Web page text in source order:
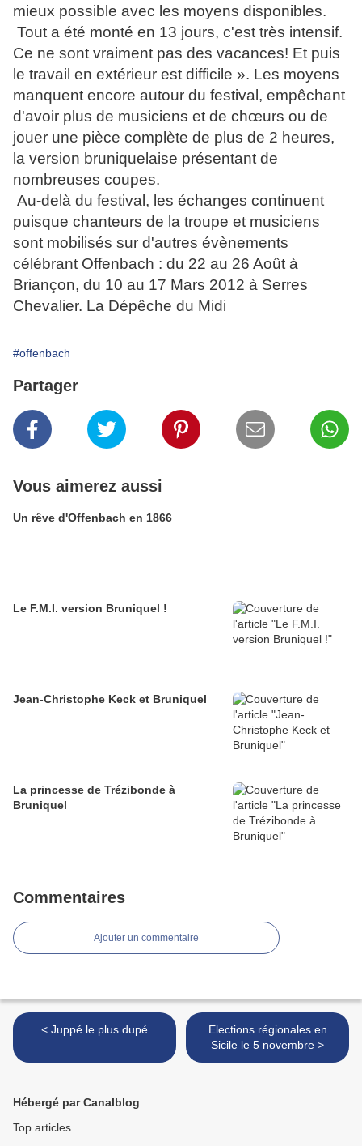
mieux possible avec les moyens disponibles.
Tout a été monté en 13 jours, c'est très intensif.
Ce ne sont vraiment pas des vacances! Et puis
le travail en extérieur est difficile ». Les moyens
manquent encore autour du festival, empêchant
d'avoir plus de musiciens et de chœurs ou de
jouer une pièce complète de plus de 2 heures,
la version bruniquelaise présentant de
nombreuses coupes.
Au-delà du festival, les échanges continuent
puisque chanteurs de la troupe et musiciens
sont mobilisés sur d'autres évènements
célébrant Offenbach : du 22 au 26 Août à
Briançon, du 10 au 17 Mars 2012 à Serres
Chevalier. La Dépêche du Midi
#offenbach
Partager
Vous aimerez aussi
Un rêve d'Offenbach en 1866
Le F.M.I. version Bruniquel !
Jean-Christophe Keck et Bruniquel
La princesse de Trézibonde à
Bruniquel
Commentaires
Ajouter un commentaire
< Juppé le plus dupé
Elections régionales en
Sicile le 5 novembre >
Hébergé par Canalblog
Top articles